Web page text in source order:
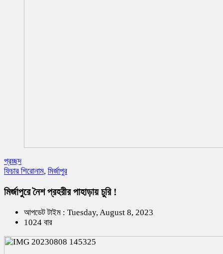
প্রচ্ছদ
ফিচার শিরোনাম, মির্জাপুর
মির্জাপুরে নৈশ প্রহরীর পাহাড়ায় চুরি !
আপডেট টাইম : Tuesday, August 8, 2023
1024 বার